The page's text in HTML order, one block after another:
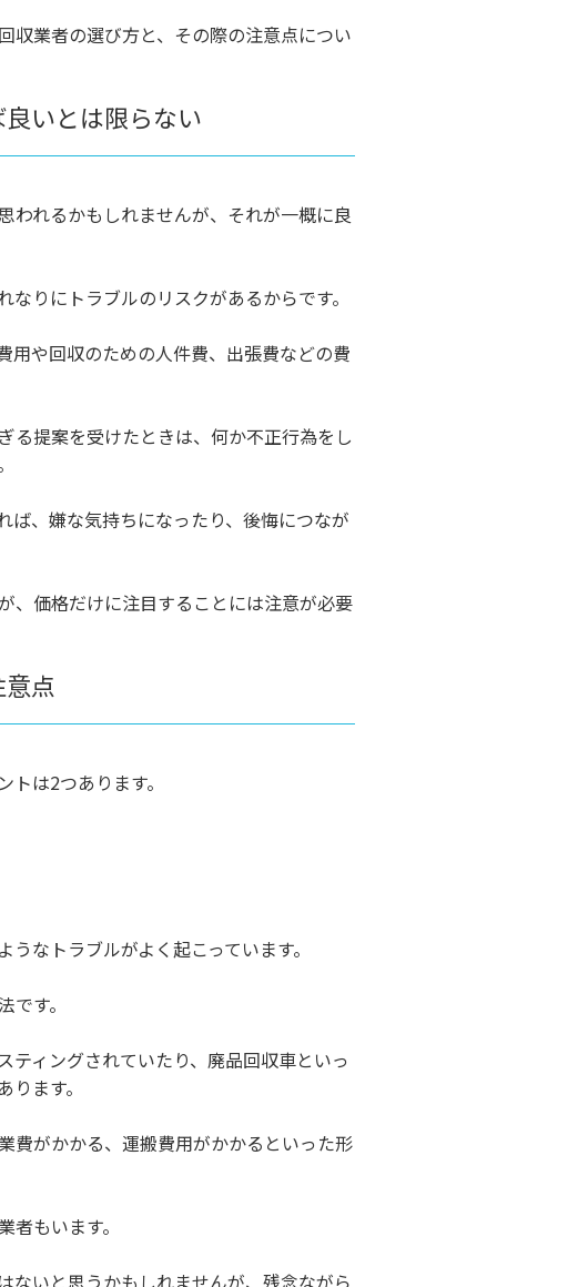
収業者の選び方と、その際の注意点につい
良いとは限らない
われるかもしれませんが、それが一概に良
りにトラブルのリスクがあるからです。
用や回収のための人件費、出張費などの費
る提案を受けたときは、何か不正行為をし
ば、嫌な気持ちになったり、後悔につなが
、価格だけに注目することには注意が必要
点
は2つあります。
なトラブルがよく起こっています。
す。
ィングされていたり、廃品回収車といっ
ます。
費がかかる、運搬費用がかかるといった形
もいます。
ないと思うかもしれませんが、残念ながら